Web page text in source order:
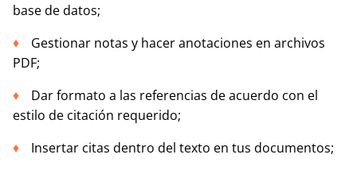
base de datos;
Gestionar notas y hacer anotaciones en archivos
PDF;
Dar formato a las referencias de acuerdo con el
estilo de citación requerido;
Insertar citas dentro del texto en tus documentos;